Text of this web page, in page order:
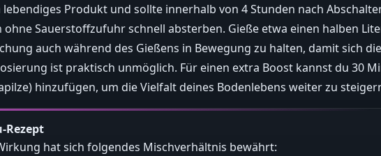
lebendiges Produkt und sollte innerhalb von 4 Stunden nach
Sauerstoffzufuhr schnell absterben. Gieße etwa einen halben
auch während des Gießens in Bewegung zu halten, damit sich
ist praktisch unmöglich. Für einen extra Boost kannst du 30
hinzufügen, um die Vielfalt deines Bodenlebens weiter zu
Rezept
hat sich folgendes Mischverhältnis bewährt: